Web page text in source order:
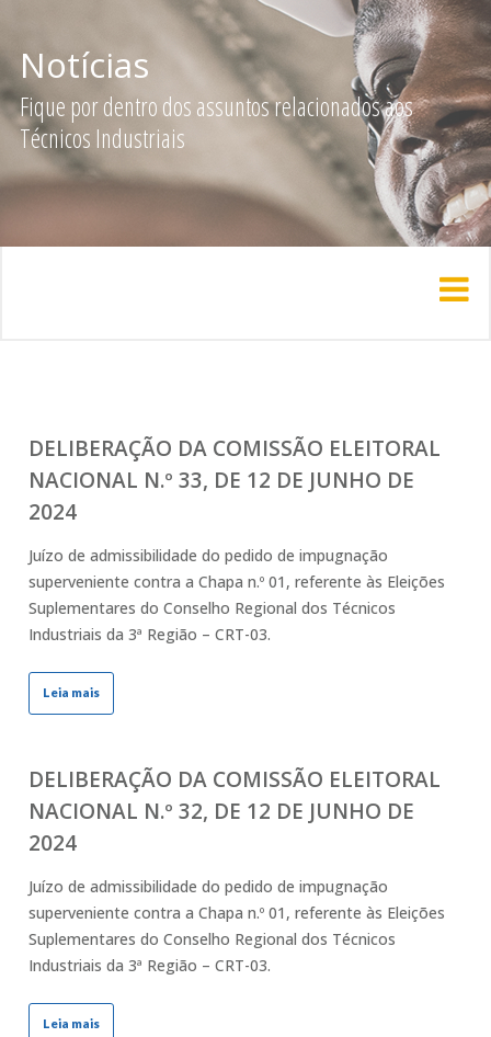
Notícias
Fique por dentro dos assuntos relacionados aos
Técnicos Industriais
DELIBERAÇÃO DA COMISSÃO ELEITORAL
NACIONAL N.º 33, DE 12 DE JUNHO DE
2024
Juízo de admissibilidade do pedido de impugnação
superveniente contra a Chapa n.º 01, referente às Eleições
Suplementares do Conselho Regional dos Técnicos
Industriais da 3ª Região – CRT-03.
Leia mais
DELIBERAÇÃO DA COMISSÃO ELEITORAL
NACIONAL N.º 32, DE 12 DE JUNHO DE
2024
Juízo de admissibilidade do pedido de impugnação
superveniente contra a Chapa n.º 01, referente às Eleições
Suplementares do Conselho Regional dos Técnicos
Industriais da 3ª Região – CRT-03.
Leia mais